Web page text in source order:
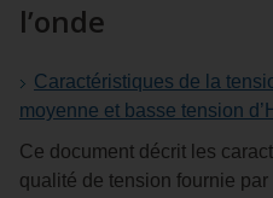
l’onde
Caractéristiques de la
moyenne et basse tension
Ce document décrit les
qualité de tension fournie